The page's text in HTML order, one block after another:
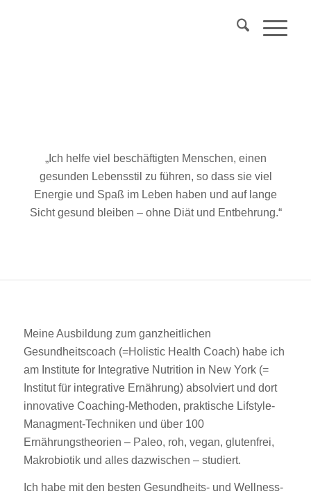
„Ich helfe viel beschäftigten Menschen, einen
gesunden Lebensstil zu führen, so dass sie viel
Energie und Spaß im Leben haben und auf lange
Sicht gesund bleiben – ohne Diät und Entbehrung.“
Meine Ausbildung zum ganzheitlichen
Gesundheitscoach (=Holistic Health Coach) habe ich
am Institute for Integrative Nutrition in New York(=
Institut für integrative Ernährung) absolviert und dort
innovative Coaching-Methoden, praktische Lifstyle-
Managment-Techniken und über 100
Ernährungstheorien – Paleo, roh, vegan, glutenfrei,
Makrobiotik und alles dazwischen – studiert.
Ich habe mit den besten Gesundheits- und Wellness-